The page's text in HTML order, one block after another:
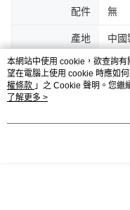
配件 無
產地 中國
本網站中使用 cookie，欲查詢有
望在電腦上使用 cookie 時應如
權條款 」之 Cookie 聲明。您繼
用條款之 Cookie 聲明使用
了解更多 >